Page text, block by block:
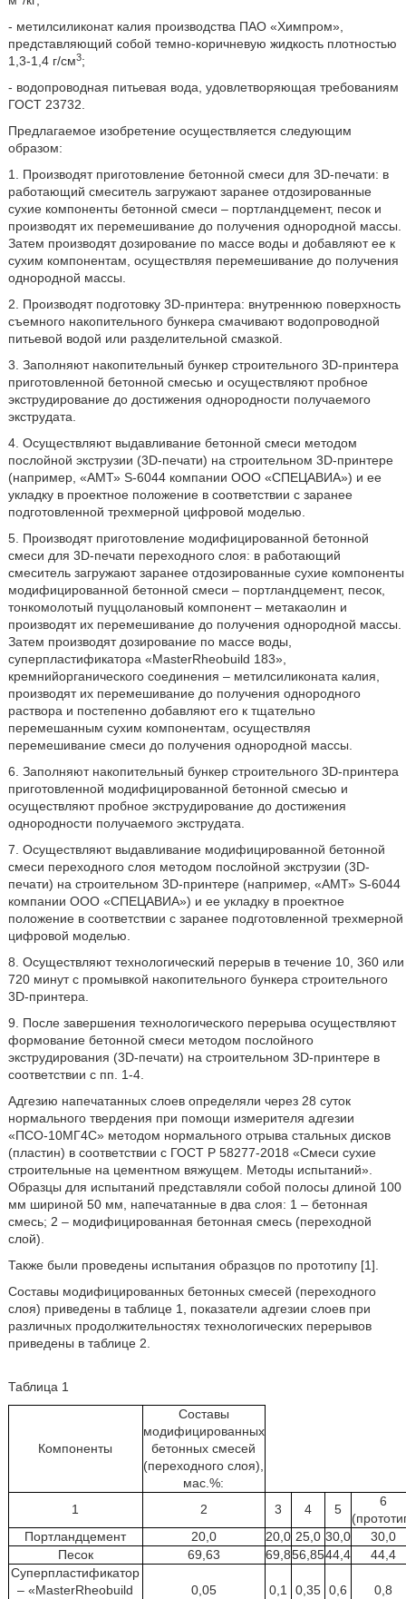
- метилсиликонат калия производства ПАО «Химпром»,
представляющий собой темно-коричневую жидкость плотностью
1,3-1,4 г/см3;
- водопроводная питьевая вода, удовлетворяющая требованиям
ГОСТ 23732.
Предлагаемое изобретение осуществляется следующим
образом:
1. Производят приготовление бетонной смеси для 3D-печати: в
работающий смеситель загружают заранее отдозированные
сухие компоненты бетонной смеси – портландцемент, песок и
производят их перемешивание до получения однородной массы.
Затем производят дозирование по массе воды и добавляют ее к
сухим компонентам, осуществляя перемешивание до получения
однородной массы.
2. Производят подготовку 3D-принтера: внутреннюю поверхность
съемного накопительного бункера смачивают водопроводной
питьевой водой или разделительной смазкой.
3. Заполняют накопительный бункер строительного 3D-принтера
приготовленной бетонной смесью и осуществляют пробное
экструдирование до достижения однородности получаемого
экструдата.
4. Осуществляют выдавливание бетонной смеси методом
послойной экструзии (3D-печати) на строительном 3D-принтере
(например, «АМТ» S-6044 компании ООО «СПЕЦАВИА») и ее
укладку в проектное положение в соответствии с заранее
подготовленной трехмерной цифровой моделью.
5. Производят приготовление модифицированной бетонной
смеси для 3D-печати переходного слоя: в работающий
смеситель загружают заранее отдозированные сухие компоненты
модифицированной бетонной смеси – портландцемент, песок,
тонкомолотый пуццолановый компонент – метакаолин и
производят их перемешивание до получения однородной массы.
Затем производят дозирование по массе воды,
суперпластификатора «MasterRheobuild 183»,
кремнийорганического соединения – метилсиликоната калия,
производят их перемешивание до получения однородного
раствора и постепенно добавляют его к тщательно
перемешанным сухим компонентам, осуществляя
перемешивание смеси до получения однородной массы.
6. Заполняют накопительный бункер строительного 3D-принтера
приготовленной модифицированной бетонной смесью и
осуществляют пробное экструдирование до достижения
однородности получаемого экструдата.
7. Осуществляют выдавливание модифицированной бетонной
смеси переходного слоя методом послойной экструзии (3D-
печати) на строительном 3D-принтере (например, «АМТ» S-6044
компании ООО «СПЕЦАВИА») и ее укладку в проектное
положение в соответствии с заранее подготовленной трехмерной
цифровой моделью.
8. Осуществляют технологический перерыв в течение 10, 360 или
720 минут с промывкой накопительного бункера строительного
3D-принтера.
9. После завершения технологического перерыва осуществляют
формование бетонной смеси методом послойного
экструдирования (3D-печати) на строительном 3D-принтере в
соответствии с пп. 1-4.
Адгезию напечатанных слоев определяли через 28 суток
нормального твердения при помощи измерителя адгезии
«ПСО-10МГ4С» методом нормального отрыва стальных дисков
(пластин) в соответствии с ГОСТ Р 58277-2018 «Смеси сухие
строительные на цементном вяжущем. Методы испытаний».
Образцы для испытаний представляли собой полосы длиной 100
мм шириной 50 мм, напечатанные в два слоя: 1 – бетонная
смесь; 2 – модифицированная бетонная смесь (переходной
слой).
Также были проведены испытания образцов по прототипу [1].
Составы модифицированных бетонных смесей (переходного
слоя) приведены в таблице 1, показатели адгезии слоев при
различных продолжительностях технологических перерывов
приведены в таблице 2.
Таблица 1
Компоненты
Составы
модифицированных
бетонных смесей
(переходного слоя),
мас.%:
1
2 3 4 5
6
Портландцемент
20,0 20,0 25,0 30,0
30,0
Песок
69,63 69,856,8544,4
44,4
Суперпластификатор
– «MasterRheobuild
0,05 0,1 0,35 0,6 0,8